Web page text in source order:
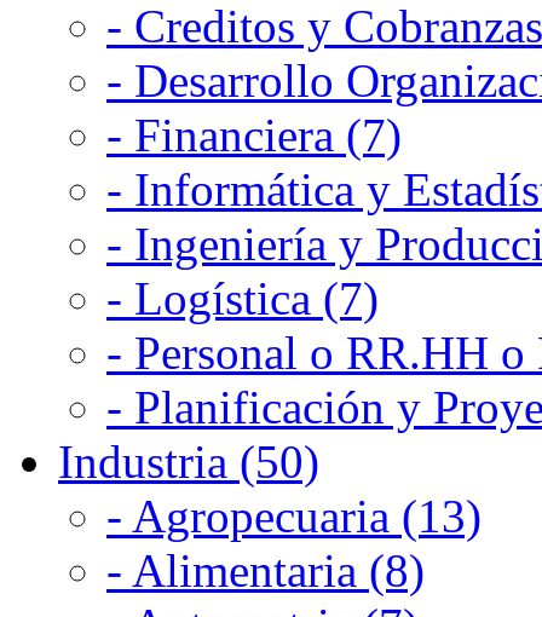
- Creditos y
- Desarrollo
- Financiera (7)
- Informática y
- Ingeniería y
- Logística (7)
- Personal o RR.HH
- Planificación y
Industria (50)
- Agropecuaria (13)
- Alimentaria (8)